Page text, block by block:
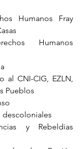
Humanos Fray
Humanos
al CNI-CIG, EZLN,
Pueblos
descoloniales
y Rebeldias